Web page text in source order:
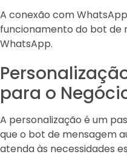
A conexão com
funcionamento do bot de
WhatsApp.
para o
A personalização é um
que o bot de mensagem
atenda às necessidades